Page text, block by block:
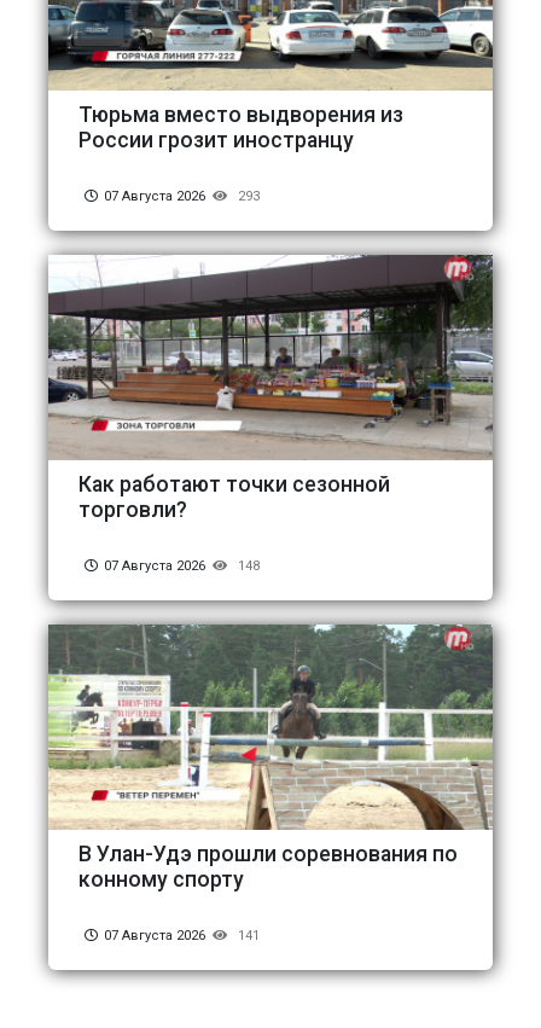
Тюрьма вместо выдворения из
России грозит иностранцу
07 Августа 2026 293
Как работают точки сезонной
торговли?
07 Августа 2026 148
В Улан-Удэ прошли соревнования по
конному спорту
07 Августа 2026 141